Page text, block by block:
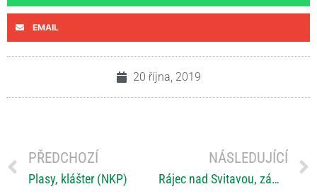
EMAIL
20 října, 2019
PŘEDCHOZÍ
Plasy, klášter (NKP)
NÁSLEDUJÍCÍ
Rájec nad Svitavou, zámek (NKP)